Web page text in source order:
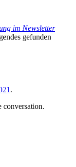
im Newsletter
gefunden
.
conversation.